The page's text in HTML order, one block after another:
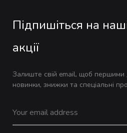
Підпишіться на
акції
Залиште свій email, щоб першими
новинки, знижки та спеціальні